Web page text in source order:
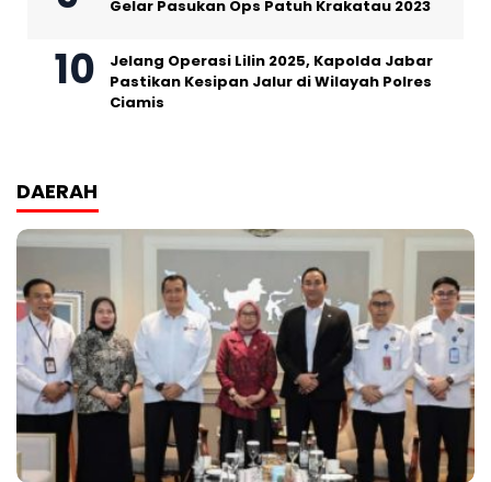
Gelar Pasukan Ops Patuh Krakatau 2023
Jelang Operasi Lilin 2025, Kapolda Jabar
Pastikan Kesipan Jalur di Wilayah Polres
Ciamis
DAERAH